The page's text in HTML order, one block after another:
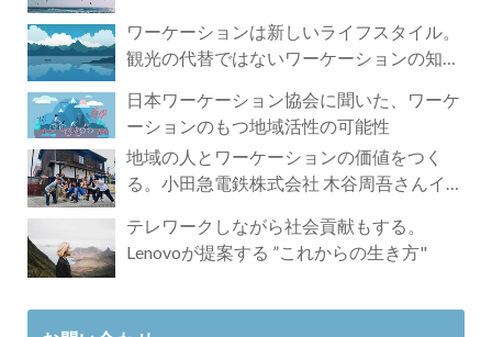
ワーケーションは新しいライフスタイル。
観光の代替ではないワーケーションの知ら
日本ワーケーション協会に聞いた、ワーケ
ーションのもつ地域活性の可能性
地域の人とワーケーションの価値をつく
る。小田急電鉄株式会社 木谷周吾さんイン
テレワークしながら社会貢献もする。
Lenovoが提案する ”これからの生き方"